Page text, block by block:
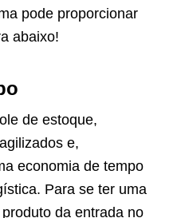
pode proporcionar
abaixo!
de estoque,
e,
economia de tempo
Para se ter uma
da entrada no